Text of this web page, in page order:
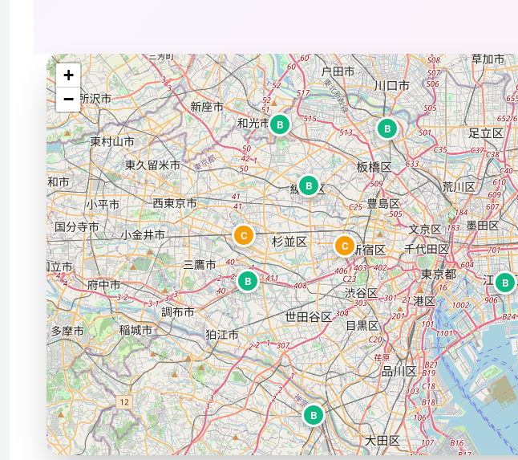
C
B
B
B
C
B
B
B
+
−